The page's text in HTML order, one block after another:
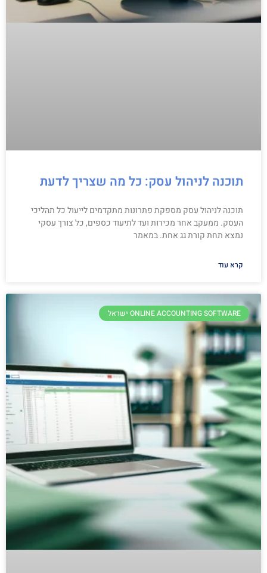
תוכנה לניהול עסק: כל מה שצריך לדעת
תוכנה לניהול עסק מספקת פתרונות מתקדמים לייעול כל תהליכי
העסק. ממעקב אחר מכירות ועד לתיעוד כספים, כל צורך עסקי
נמצא תחת קורת גג אחת. במאמר
קרא עוד
ONLINE ACCOUNTING SOFTWARE ישראל